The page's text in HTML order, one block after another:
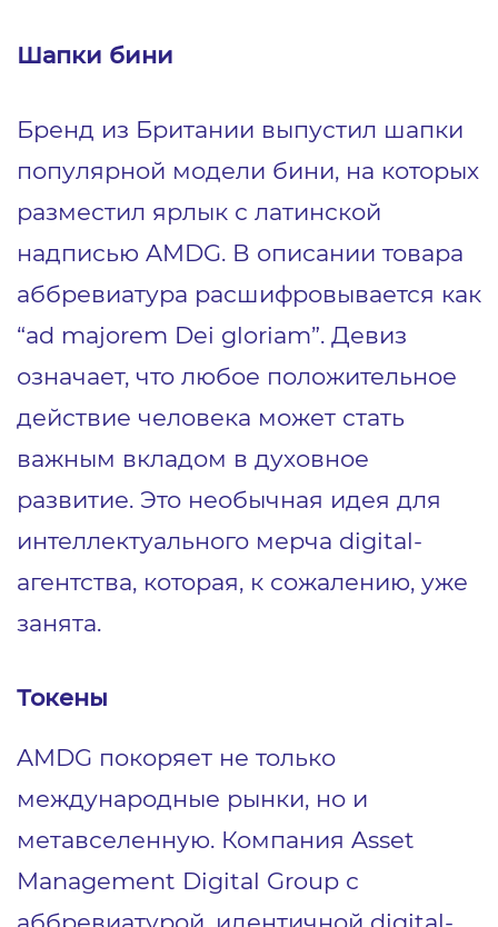
Шапки бини
Бренд из Британии выпустил шапки
популярной модели бини, на которых
разместил ярлык с латинской
надписью AMDG. В описании товара
аббревиатура расшифровывается как
“ad majorem Dei gloriam”. Девиз
означает, что любое положительное
действие человека может стать
важным вкладом в духовное
развитие. Это необычная идея для
интеллектуального мерча digital-
агентства, которая, к сожалению, уже
занята.
Токены
AMDG покоряет не только
международные рынки, но и
метавселенную. Компания Asset
Management Digital Group с